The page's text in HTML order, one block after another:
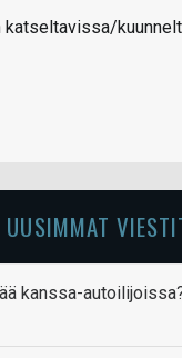
katseltavissa/
UUSIMMAT
kanssa-